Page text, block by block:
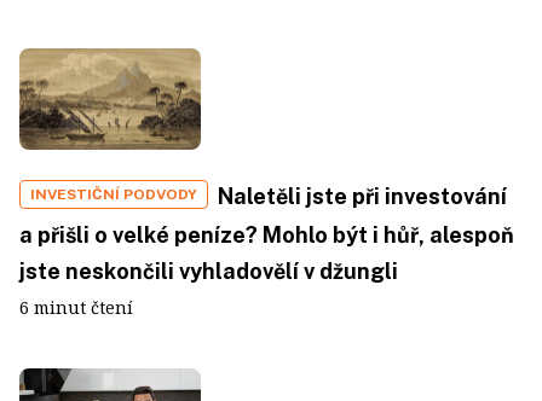
INVESTIČNÍ PODVODY
Naletěli jste při investování
a přišli o velké peníze? Mohlo být i hůř, alespoň
jste neskončili vyhladovělí v džungli
6 minut čtení